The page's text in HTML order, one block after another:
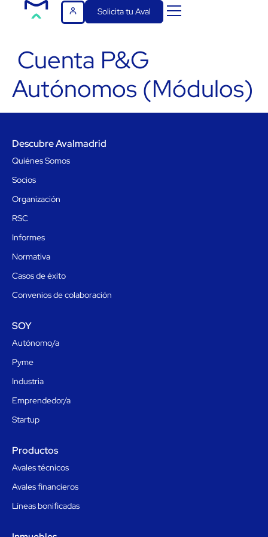
Solicita tu Aval
Cuenta P&G
Autónomos (Módulos)
Descubre Avalmadrid
Quiénes Somos
Socios
Organización
RSC
Informes
Normativa
Casos de éxito
Convenios de colaboración
SOY
Autónomo/a
Pyme
Industria
Emprendedor/a
Startup
Productos
Avales técnicos
Avales financieros
Líneas bonificadas